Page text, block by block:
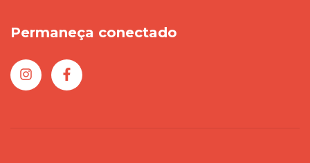
Permaneça conectado